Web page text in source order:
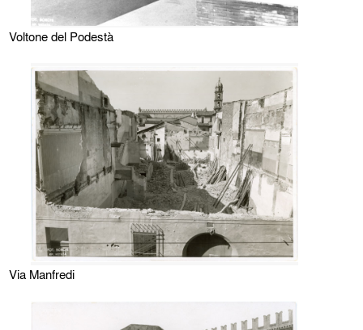
Voltone del Podestà
Via Manfredi